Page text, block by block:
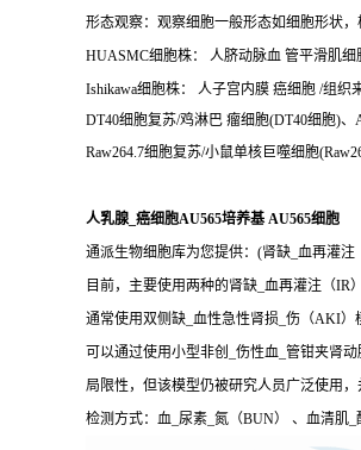
形态观察：观察细胞一般形态如细胞形状
HUASMC细胞株： 人脐动脉血 管平滑肌
Ishikawa细胞株： 人子宫内膜 癌细胞 /组织
DT40细胞复苏/鸡淋巴 瘤细胞(DT40细胞)
Raw264.7细胞复苏/小鼠单核巨噬细胞
人乳腺_癌细胞AU565培养基 AU565细胞
通派生物细胞库为您提供：(肾缺_血再灌注
目前，主要使用两种的肾缺_血再灌注（IR
通常使用双侧缺_血性急性肾损_伤（AKI）
可以通过使用小型非创_伤性血_管钳夹肾
局限性，但该模型仍被研究人员广泛使用
检测方式：血_尿素_氮（BUN） 、血清肌